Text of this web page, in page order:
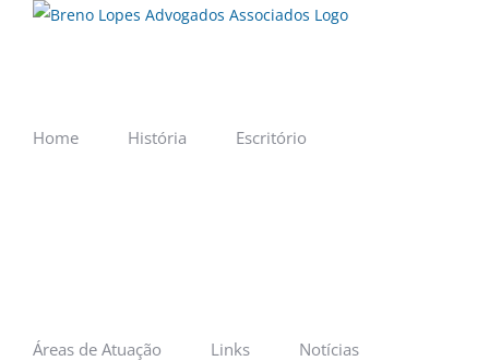
Home História Escritório
Áreas de Atuação Links Notícias